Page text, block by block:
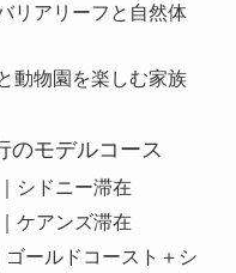
リアリーフと自然体
動物園を楽しむ家族
のモデルコース
シドニー滞在
ケアンズ滞在
ールドコースト＋シ